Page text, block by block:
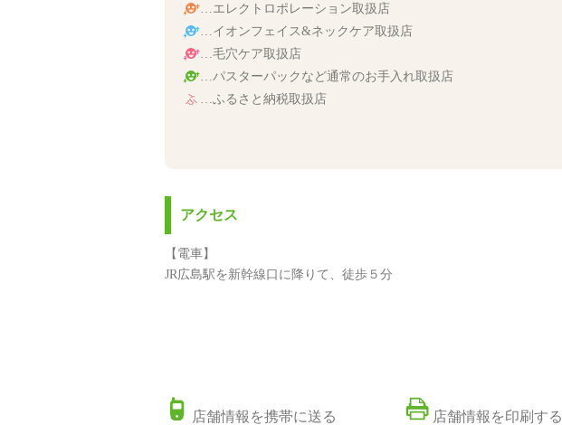
…エレクトロポレーション取扱店
…イオンフェイス&ネックケア取扱店
…毛穴ケア取扱店
…パスターパックなど通常のお手入れ取扱店
…ふるさと納税取扱店
アクセス
【電車】
JR広島駅を新幹線口に降りて、徒歩５分
店舗情報を携帯に送る 店舗情報を印刷する